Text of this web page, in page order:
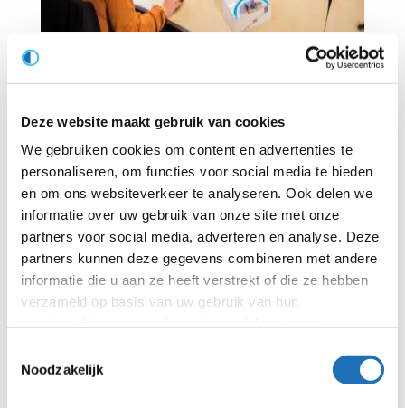
Deze website maakt gebruik van cookies
We gebruiken cookies om content en advertenties te
personaliseren, om functies voor social media te bieden
en om ons websiteverkeer te analyseren. Ook delen we
informatie over uw gebruik van onze site met onze
partners voor social media, adverteren en analyse. Deze
partners kunnen deze gegevens combineren met andere
informatie die u aan ze heeft verstrekt of die ze hebben
verzameld op basis van uw gebruik van hun
Noodzakelijk
Je helpt klanten bij het oplossen van
technische vraagstukken en vertaalt deze
naar offertes. Dit doe je in samenwerking
met onze Field Sales Engineers in de
buitendienst.
Je volgt offertes op die door jou
zorgvuldig zijn opgesteld.
Je onderhoudt relaties met klanten én
Je neemt het initiatief om jezelf technisch